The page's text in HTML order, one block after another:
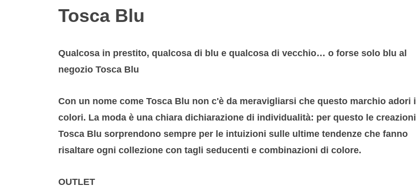
Tosca Blu
Qualcosa in prestito, qualcosa di blu e qualcosa di vecchio… o forse solo blu al
negozio Tosca Blu
Con un nome come Tosca Blu non c'è da meravigliarsi che questo marchio adori i
colori. La moda è una chiara dichiarazione di individualità: per questo le creazioni
Tosca Blu sorprendono sempre per le intuizioni sulle ultime tendenze che fanno
risaltare ogni collezione con tagli seducenti e combinazioni di colore.
OUTLET